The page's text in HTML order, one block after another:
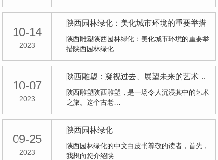
10-14
2023
陕西园林绿化：美化城市环境的重要举措
陕西雕塑陕西园林绿化：美化城市环境的重要举
措陕西园林绿化…
10-07
2023
陕西雕塑：凝视过去、展望未来的艺术之旅
陕西雕塑陕西雕塑，是一场令人沉浸其中的艺术
之旅。这个古老…
09-25
2023
陕西园林绿化
陕西园林绿化的中文白皮书尊敬的读者，首先，
我想向您介绍陕…